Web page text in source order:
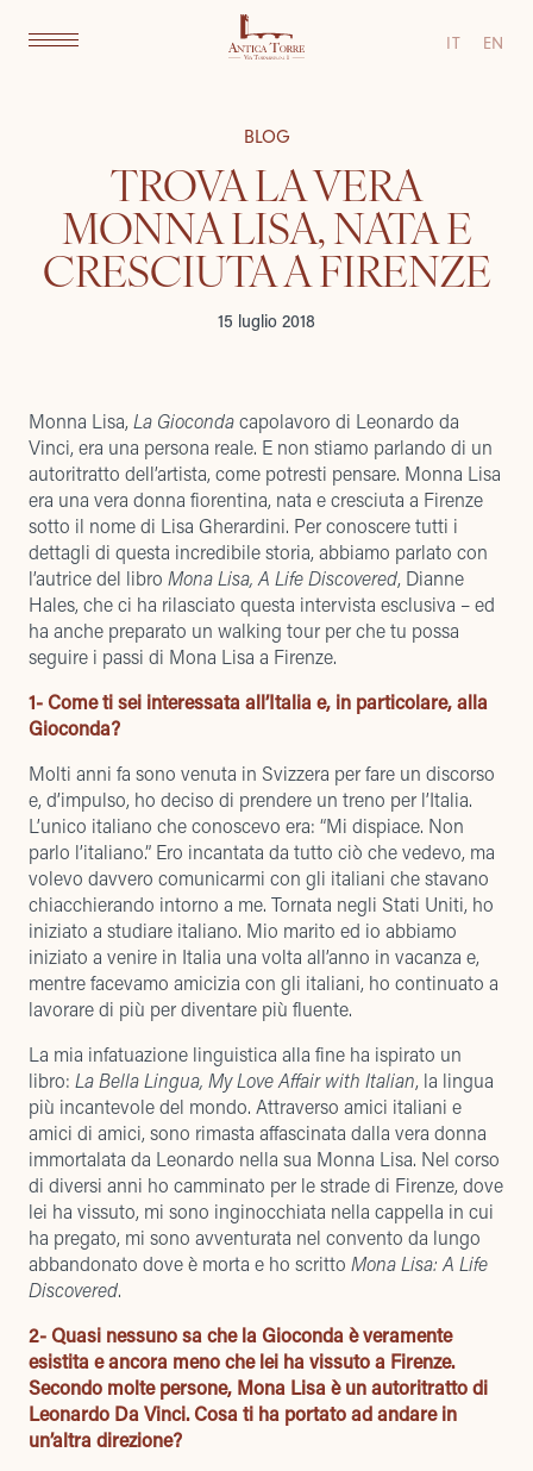
IT EN
BLOG
TROVA LA VERA
MONNA LISA, NATA E
CRESCIUTA A FIRENZE
15 luglio 2018
Monna Lisa,La Giocondacapolavoro di Leonardo da
Vinci, era una persona reale. E non stiamo parlando di un
autoritratto dell’artista, come potresti pensare. Monna Lisa
era una vera donna fiorentina, nata e cresciuta a Firenze
sotto il nome di Lisa Gherardini. Per conoscere tutti i
dettagli di questa incredibile storia, abbiamo parlato con
l’autrice del libro Mona Lisa, A Life Discovered, Dianne
Hales, che ci ha rilasciato questa intervista esclusiva – ed
ha anche preparato un walking tour per che tu possa
seguire i passi di Mona Lisa a Firenze.
1- Come ti sei interessata all’Italia e, in particolare, alla
Gioconda?
Molti anni fa sono venuta in Svizzera per fare un discorso
e, d’impulso, ho deciso di prendere un treno per l’Italia.
L’unico italiano che conoscevo era: “Mi dispiace. Non
parlo l’italiano.” Ero incantata da tutto ciò che vedevo, ma
volevo davvero comunicarmi con gli italiani che stavano
chiacchierando intorno a me. Tornata negli Stati Uniti, ho
iniziato a studiare italiano. Mio marito ed io abbiamo
iniziato a venire in Italia una volta all’anno in vacanza e,
mentre facevamo amicizia con gli italiani, ho continuato a
lavorare di più per diventare più fluente.
La mia infatuazione linguistica alla fine ha ispirato un
libro: La Bella Lingua, My Love Affair with Italian, la lingua
più incantevole del mondo. Attraverso amici italiani e
amici di amici, sono rimasta affascinata dalla vera donna
immortalata da Leonardo nella sua Monna Lisa. Nel corso
di diversi anni ho camminato per le strade di Firenze, dove
lei ha vissuto, mi sono inginocchiata nella cappella in cui
ha pregato, mi sono avventurata nel convento da lungo
abbandonato dove è morta e ho scritto Mona Lisa: A Life
Discovered.
2- Quasi nessuno sa che la Gioconda è veramente
esistita e ancora meno che lei ha vissuto a Firenze.
Secondo molte persone, Mona Lisa è un autoritratto di
Leonardo Da Vinci. Cosa ti ha portato ad andare in
un’altra direzione?